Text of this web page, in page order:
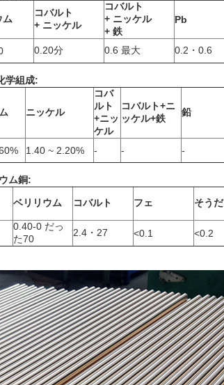
ム
コバルト
+ ニッケル
コバルト
+ ニッケル
+ 鉄
Pb
0.20分 0.6 最大 0.2・0.6
学組成:
ニッケル
コバ
ルト
+ニッ
ケル
コバルト+ニ
ッケル+鉄
鉛
1.40 ~ 2.20% - - -
ム銅:
ベリリウム コバルト フェ そうだ
0.40-0 だっ
た70
2.4・27 <0.1 <0.2